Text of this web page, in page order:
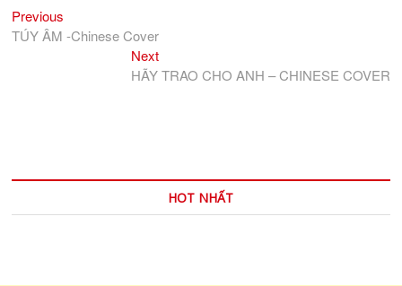
Điều
hướng
Previous
post:
TÚY ÂM -Chinese Cover
NextNext
post:
HÃY TRAO CHO ANH – CHINESE COVER
HOT NHẤT